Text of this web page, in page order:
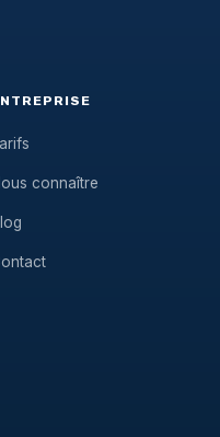
connaître